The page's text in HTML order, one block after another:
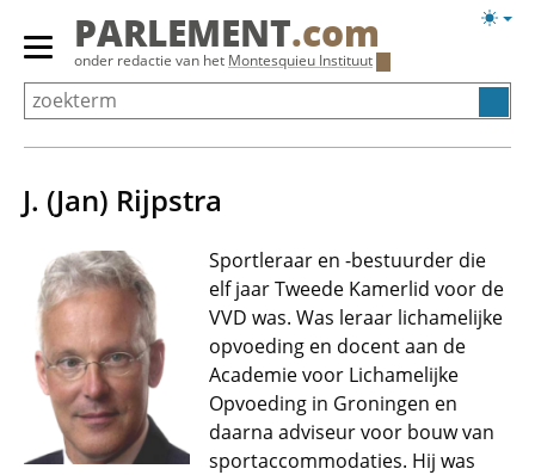
Overslaan
Primair
menu
tonen/verbergen
PARLEMENT.com
onder redactie van het Montesquieu Instituut
J. (Jan) Rijpstra
Sportleraar en -bestuurder die
elf jaar Tweede Kamerlid voor de
VVD was. Was leraar lichamelijke
opvoeding en docent aan de
Academie voor Lichamelijke
Opvoeding in Groningen en
daarna adviseur voor bouw van
sportaccommodaties. Hij was